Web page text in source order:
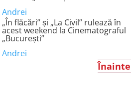
Andrei
„În flăcări” și „La Civil” rulează în
acest weekend la Cinematograful
„București”
Andrei
Înainte